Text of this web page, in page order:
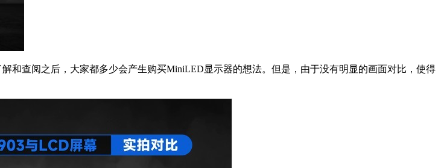
和查阅之后，大家都多少会产生购买MiniLED显示器的想法。但是，由于没有明显的画面对比，使得